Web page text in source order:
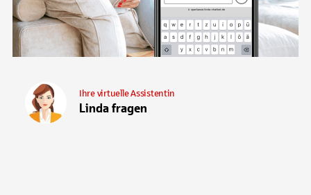
Linda fragen
Ihre virtuelle Assistentin